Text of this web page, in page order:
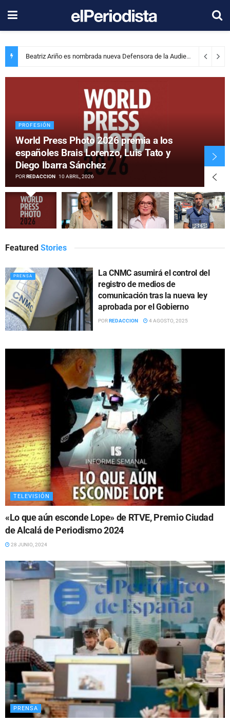
Beatriz Ariño es nombrada nueva Defensora de la Audiencia de RTVE
PROFESIÓN
World Press Photo 2026 premia a los
españoles Brais Lorenzo, Luis Tato y
Diego Ibarra Sánchez
PORREDACCION 10 ABRIL, 2026
Featured Stories
PRENSA
La CNMC asumirá el control del
registro de medios de
comunicación tras la nueva ley
aprobada por el Gobierno
PORREDACCION 4 AGOSTO, 2025
TELEVISIÓN
«Lo que aún esconde Lope» de RTVE, Premio Ciudad
de Alcalá de Periodismo 2024
28 JUNIO, 2024
PRENSA